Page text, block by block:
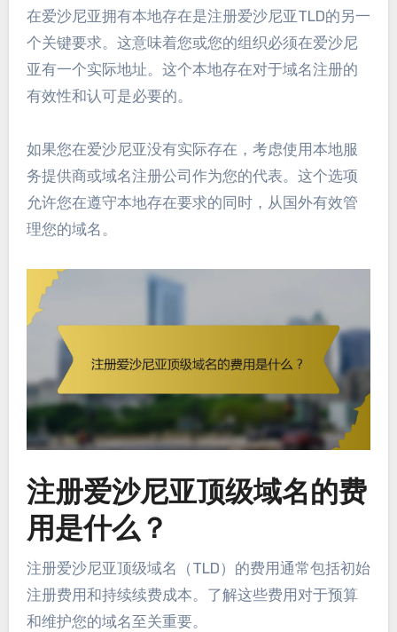
在爱沙尼亚拥有本地存在是注册爱沙尼亚TLD的另一
个关键要求。这意味着您或您的组织必须在爱沙尼
亚有一个实际地址。这个本地存在对于域名注册的
有效性和认可是必要的。
如果您在爱沙尼亚没有实际存在，考虑使用本地服
务提供商或域名注册公司作为您的代表。这个选项
允许您在遵守本地存在要求的同时，从国外有效管
理您的域名。
注册爱沙尼亚顶级域名的费
用是什么？
注册爱沙尼亚顶级域名（TLD）的费用通常包括初始
注册费用和持续续费成本。了解这些费用对于预算
和维护您的域名至关重要。